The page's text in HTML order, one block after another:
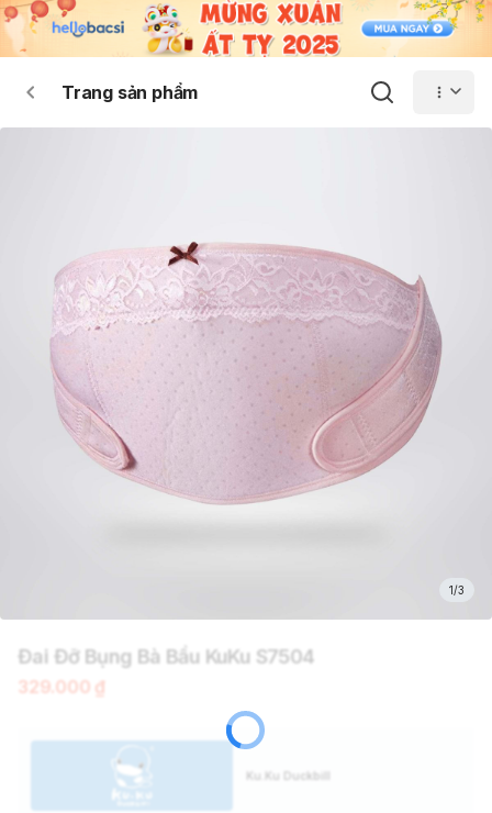
Trang sản phẩm
1/3
Đai Đỡ Bụng Bà Bầu KuKu S7504
329.000 ₫
Ku.Ku Duckbill